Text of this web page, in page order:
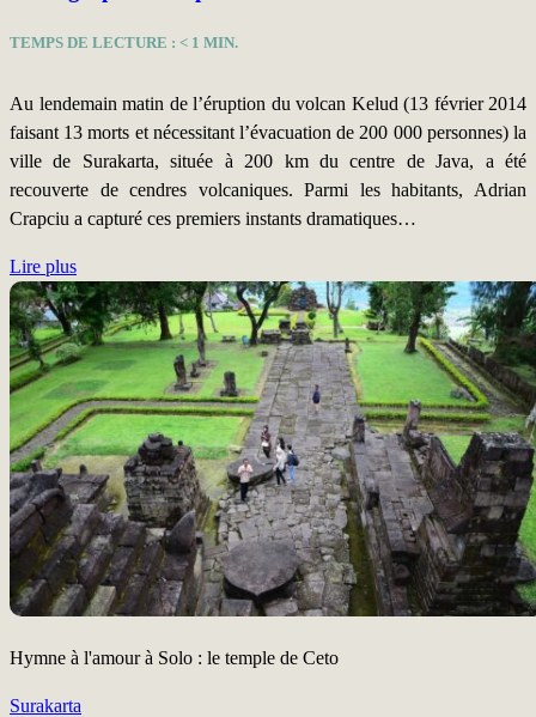
TEMPS DE LECTURE : < 1 MIN.
Au lendemain matin de l’éruption du volcan Kelud (13 février 2014
faisant 13 morts et nécessitant l’évacuation de 200 000 personnes) la
ville de Surakarta, située à 200 km du centre de Java, a été
recouverte de cendres volcaniques. Parmi les habitants, Adrian
Crapciu a capturé ces premiers instants dramatiques…
Lire plus
Hymne à l'amour à Solo : le temple de Ceto
Surakarta